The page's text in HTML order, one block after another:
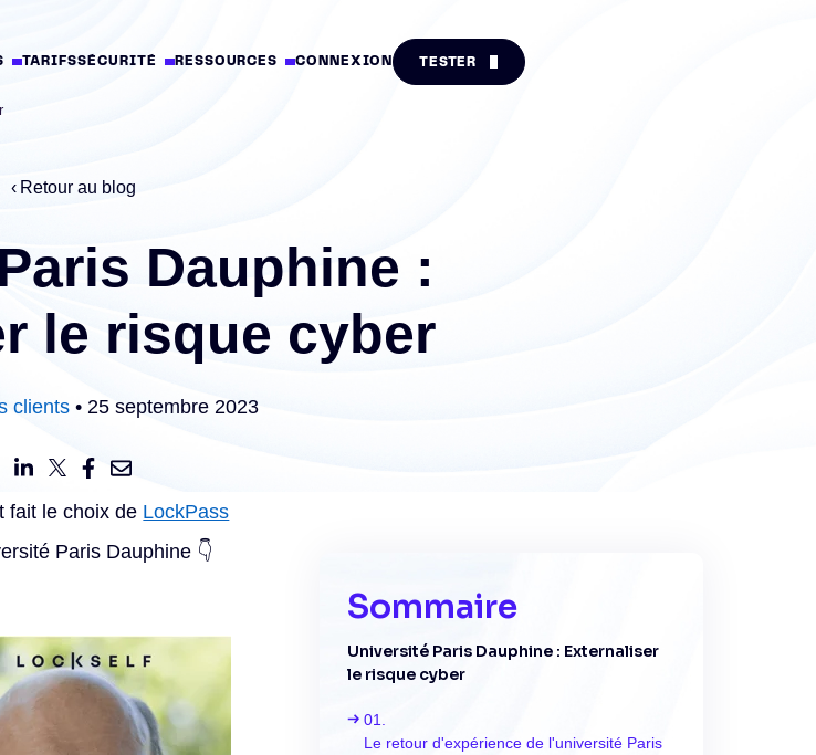
TARIFSSÉCURITÉ RESSOURCES CONNEXION TESTER
Retour au blog
Dauphine :
le risque cyber
clients • 25 septembre 2023
fait le choix de LockPass
Paris Dauphine 👇
Sommaire
Université Paris Dauphine : Externaliser
le risque cyber
Le retour d'expérience de l'université Paris